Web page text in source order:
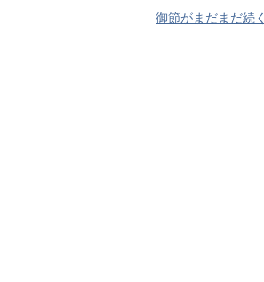
御節がまだまだ続く